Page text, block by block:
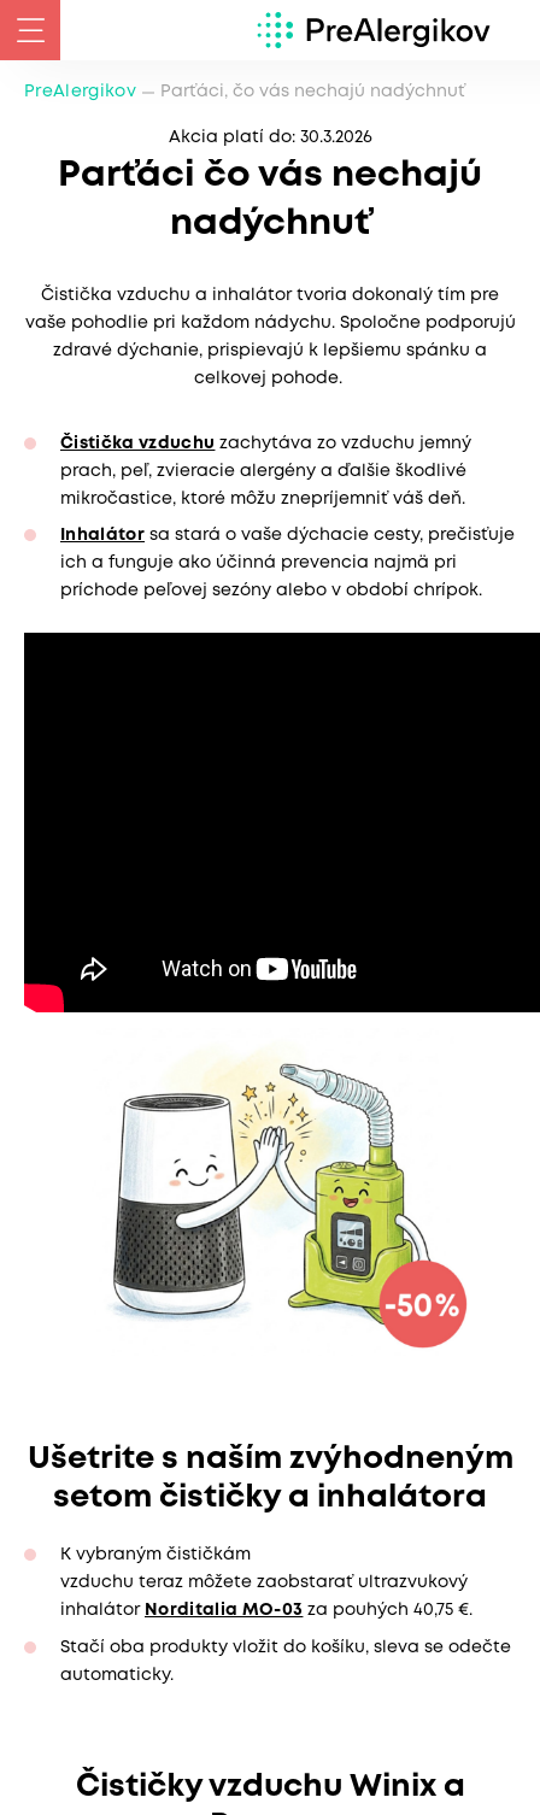
PreAlergikov Parťáci, čo vás nechajú nadýchnuť
Akcia platí do: 30.3.2026
Parťáci čo vás nechajú
nadýchnuť
Čistička vzduchu a inhalátor tvoria dokonalý tím pre
vaše pohodlie pri každom nádychu. Spoločne podporujú
zdravé dýchanie, prispievajú k lepšiemu spánku a
celkovej pohode.
Čistička vzduchu zachytáva zo vzduchu jemný
prach, peľ, zvieracie alergény a ďalšie škodlivé
mikročastice, ktoré môžu znepríjemniť váš deň.
Inhalátor sa stará o vaše dýchacie cesty, prečisťuje
ich a funguje ako účinná prevencia najmä pri
príchode peľovej sezóny alebo v období chrípok.
Ušetrite s naším zvýhodneným
setom čističky a inhalátora
K vybraným čističkám
vzduchu teraz môžete zaobstarať ultrazvukový
inhalátor Norditalia MO-03 za pouhých 40,75 €.
Stačí oba produkty vložit do košíku, sleva se odečte
automaticky.
Čističky vzduchu Winix a